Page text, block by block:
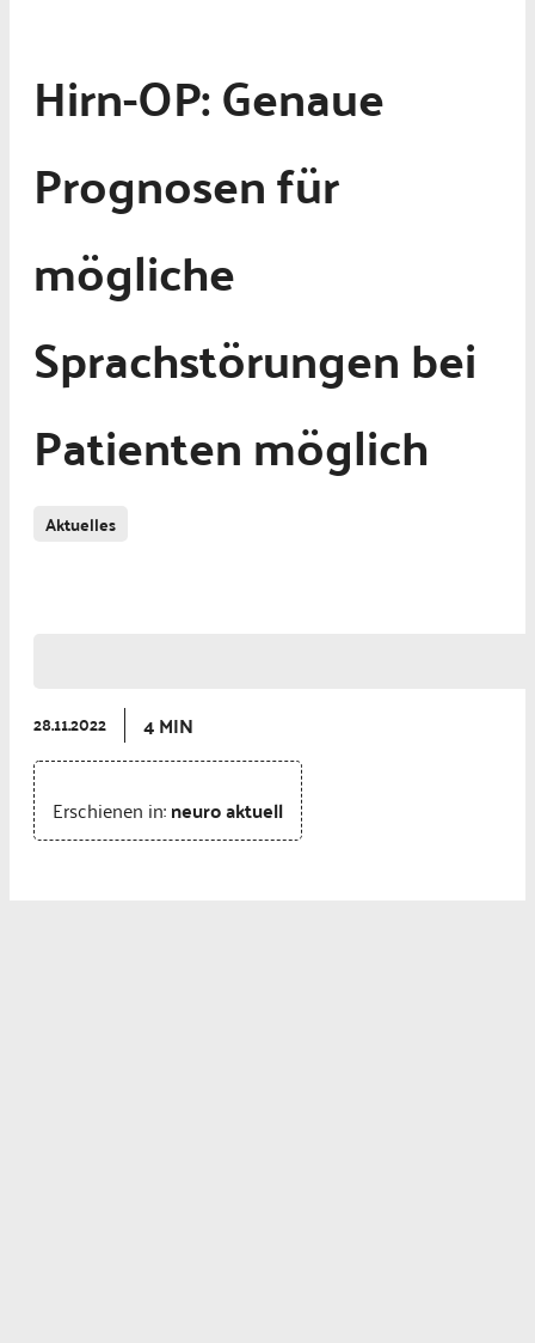
Hirn-OP: Genaue
Prognosen für
mögliche
Sprachstörungen bei
Patienten möglich
Aktuelles
28.11.2022 4 MIN
Erschienen in:neuro aktuell